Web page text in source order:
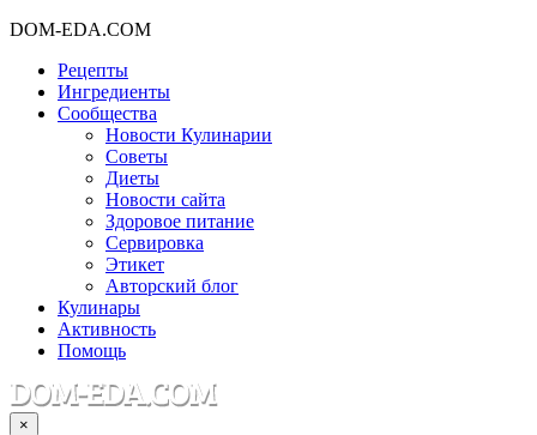
DOM-EDA.COM
Рецепты
Ингредиенты
Сообщества
Новости Кулинарии
Советы
Диеты
Новости сайта
Здоровое питание
Сервировка
Этикет
Авторский блог
Кулинары
Активность
Помощь
×